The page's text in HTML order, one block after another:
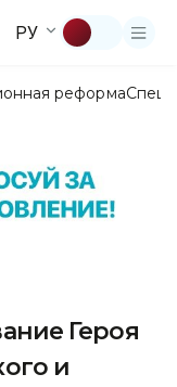
РУ
реформа
Героя
и